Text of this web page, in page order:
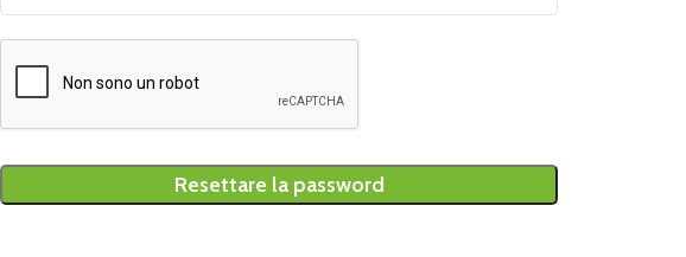
Resettare la password